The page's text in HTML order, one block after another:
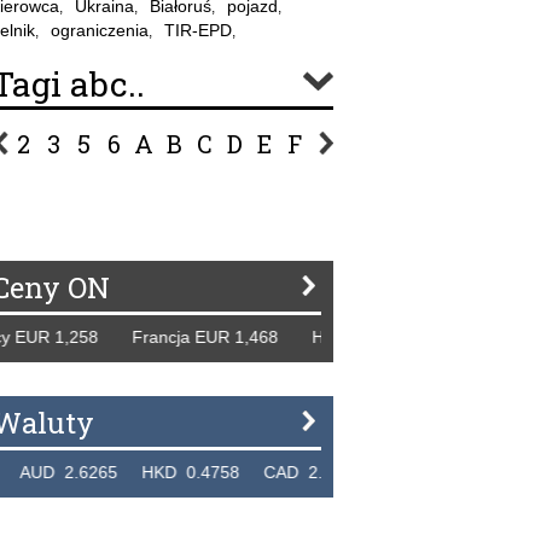
, Ukraina, Białoruś, pojazd,
, ograniczenia, TIR-EPD,
abc..
2 3 5 6 A B C D E F G
ON
1,258 Francja EUR 1,468 Hiszpania EUR 1,229 WB
2.6265 HKD 0.4758 CAD 2.6618 NZD 2.1914 SGD